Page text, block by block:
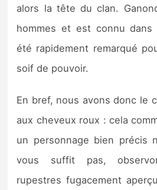
alors la tête du clan.
hommes et est connu
été rapidement remarqué
soif de pouvoir.
En bref, nous avons donc le
aux cheveux roux : cela
un personnage bien précis
vous suffit pas,
rupestres fugacement